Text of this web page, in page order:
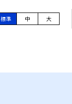
標準 中 大